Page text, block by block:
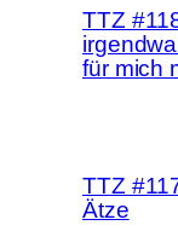
TTZ
für mich
TTZ
Ätze